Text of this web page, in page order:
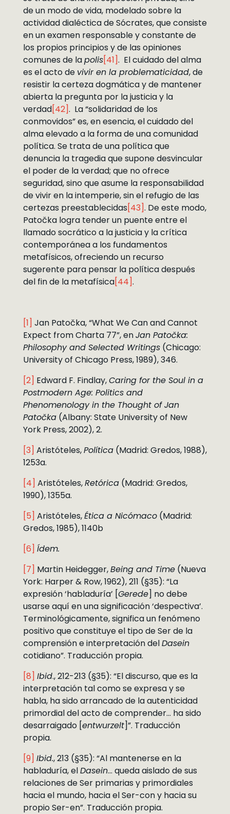
de un modo de vida, modelado sobre la
actividad dialéctica de Sócrates, que consiste
en un examen responsable y constante de
los propios principios y de las opiniones
comunes de lapolis[41]. El cuidado del alma
es el acto de vivir en la problematicidad, de
resistir la certeza dogmática y de mantener
abierta la pregunta por la justicia y la
verdad[42]. La “solidaridad de los
conmovidos” es, en esencia, el cuidado del
alma elevado a la forma de una comunidad
política. Se trata de una política que
denuncia la tragedia que supone desvincular
el poder de la verdad; que no ofrece
seguridad, sino que asume la responsabilidad
de vivir en la intemperie, sin el refugio de las
certezas preestablecidas[43]. De este modo,
Patočka logra tender un puente entre el
llamado socrático a la justicia y la crítica
contemporánea a los fundamentos
metafísicos, ofreciendo un recurso
sugerente para pensar la política después
del fin de la metafísica[44].
[1] Jan Patočka, “What We Can and Cannot
Expect from Charta 77”, enJan Patočka:
Philosophy and Selected Writings(Chicago:
University of Chicago Press, 1989), 346.
[2] Edward F. Findlay,Caring for the Soul in a
Postmodern Age: Politics and
Phenomenology in the Thought of Jan
Patočka(Albany: State University of New
York Press, 2002), 2.
[3] Aristóteles,Política(Madrid: Gredos, 1988),
1253a.
[4] Aristóteles,Retórica(Madrid: Gredos,
1990), 1355a.
[5] Aristóteles,Ética a Nicómaco(Madrid:
Gredos, 1985), 1140b
[6] Ídem.
[7] Martin Heidegger,Being and Time(Nueva
York: Harper & Row, 1962), 211 (§35): “La
expresión ‘habladuría’ [Gerede] no debe
usarse aquí en una significación ‘despectiva’.
Terminológicamente, significa un fenómeno
positivo que constituye el tipo de Ser de la
comprensión e interpretación delDasein
cotidiano”. Traducción propia.
[8] Ibid., 212-213 (§35): “El discurso, que es la
interpretación tal como se expresa y se
habla, ha sido arrancado de la autenticidad
primordial del acto de comprender… ha sido
desarraigado [entwurzelt]”. Traducción
propia.
[9] Ibid., 213 (§35): “Al mantenerse en la
habladuría, elDasein… queda aislado de sus
relaciones de Ser primarias y primordiales
hacia el mundo, hacia el Ser-con y hacia su
propio Ser-en”. Traducción propia.